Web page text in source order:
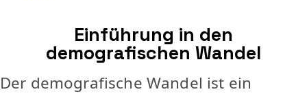
Einführung in den
demografischen Wandel
Der demografische Wandel ist ein